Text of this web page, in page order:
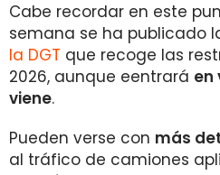
Cabe recordar en este
semana se ha publicado
la DGT que recoge las
2026, aunque eentrará en
viene.
Pueden verse con más
al tráfico de camiones